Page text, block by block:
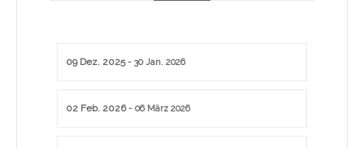
09 Dez. 2025- 30 Jan. 2026
02 Feb. 2026- 06 März 2026